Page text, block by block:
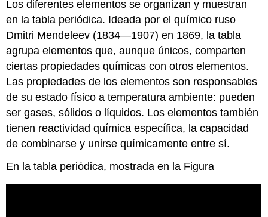
Los diferentes elementos se organizan y muestran
en latabla periódica. Ideada por el químico ruso
Dmitri Mendeleev (1834—1907) en 1869, la tabla
agrupa elementos que, aunque únicos, comparten
ciertas propiedades químicas con otros elementos.
Las propiedades de los elementos son responsables
de su estado físico a temperatura ambiente: pueden
ser gases, sólidos o líquidos. Los elementos también
tienen reactividad química específica, la capacidad
de combinarse y unirse químicamente entre sí.
En la tabla periódica, mostrada en la Figura